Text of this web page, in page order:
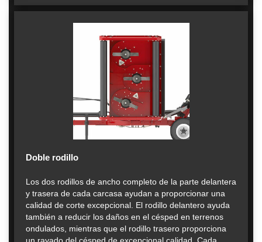
Doble rodillo
Los dos rodillos de ancho completo de la parte delantera
y trasera de cada carcasa ayudan a proporcionar una
calidad de corte excepcional. El rodillo delantero ayuda
también a reducir los daños en el césped en terrenos
ondulados, mientras que el rodillo trasero proporciona